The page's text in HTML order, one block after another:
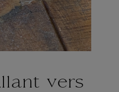
vers